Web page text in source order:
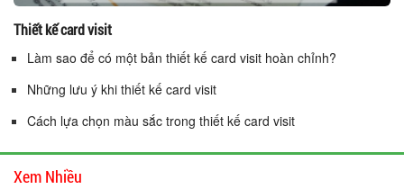
Thiết kế card visit
Làm sao để có một bản thiết kế card visit hoàn chỉnh?
Những lưu ý khi thiết kế card visit
Cách lựa chọn màu sắc trong thiết kế card visit
Xem Nhiều